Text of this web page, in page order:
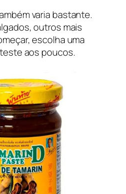
varia bastante.
outros mais
escolha uma
aos poucos.